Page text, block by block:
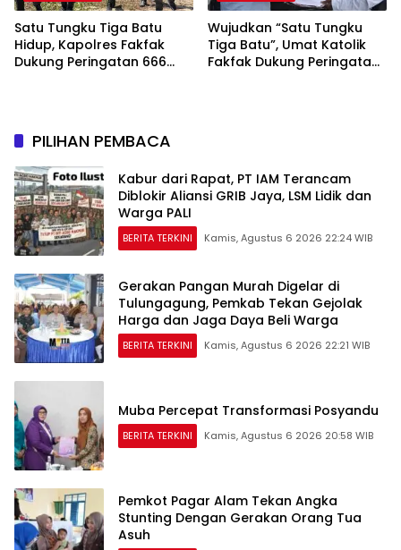
Satu Tungku Tiga Batu
Hidup, Kapolres Fakfak
Dukung Peringatan 666
Wujudkan “Satu Tungku
Tiga Batu”, Umat Katolik
Fakfak Dukung Peringatan
PILIHAN PEMBACA
Kabur dari Rapat, PT IAM Terancam
Diblokir Aliansi GRIB Jaya, LSM Lidik dan
Warga PALI
BERITA TERKINI Kamis, Agustus 6 2026 22:24 WIB
Gerakan Pangan Murah Digelar di
Tulungagung, Pemkab Tekan Gejolak
Harga dan Jaga Daya Beli Warga
BERITA TERKINI Kamis, Agustus 6 2026 22:21 WIB
Muba Percepat Transformasi Posyandu
BERITA TERKINI Kamis, Agustus 6 2026 20:58 WIB
Pemkot Pagar Alam Tekan Angka
Stunting Dengan Gerakan Orang Tua
Asuh